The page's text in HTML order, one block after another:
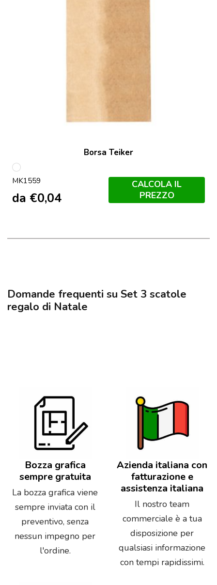
Borsa Teiker
S/C
MK1559
da €0,04
CALCOLA IL
PREZZO
Domande frequenti su Set 3 scatole
regalo di Natale
Bozza grafica
sempre gratuita
La bozza grafica viene
sempre inviata con il
preventivo, senza
nessun impegno per
l'ordine.
Azienda italiana con
fatturazione e
assistenza italiana
Il nostro team
commerciale è a tua
disposizione per
qualsiasi informazione
con tempi rapidissimi.